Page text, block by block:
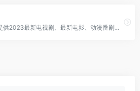
追剧FreeOK为您提供2023最新电视剧、最新电影、动漫番剧、学习课程，蓝光视频免费在线观看服务，无广告不卡，每天第一时间更新！